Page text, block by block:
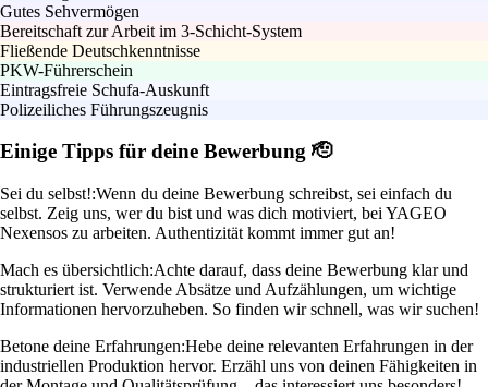
Gutes Sehvermögen
Bereitschaft zur Arbeit im 3-Schicht-System
Fließende Deutschkenntnisse
PKW-Führerschein
Eintragsfreie Schufa-Auskunft
Polizeiliches Führungszeugnis
Einige Tipps für deine Bewerbung 🫡
Sei du selbst!:Wenn du deine Bewerbung schreibst, sei einfach du
selbst. Zeig uns, wer du bist und was dich motiviert, bei YAGEO
Nexensos zu arbeiten. Authentizität kommt immer gut an!
Mach es übersichtlich:Achte darauf, dass deine Bewerbung klar und
strukturiert ist. Verwende Absätze und Aufzählungen, um wichtige
Informationen hervorzuheben. So finden wir schnell, was wir suchen!
Betone deine Erfahrungen:Hebe deine relevanten Erfahrungen in der
industriellen Produktion hervor. Erzähl uns von deinen Fähigkeiten in